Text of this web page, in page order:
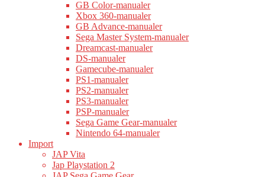
GB Color-manualer
Xbox 360-manualer
GB Advance-manualer
Sega Master System-manualer
Dreamcast-manualer
DS-manualer
Gamecube-manualer
PS1-manualer
PS2-manualer
PS3-manualer
PSP-manualer
Sega Game Gear-manualer
Nintendo 64-manualer
Import
JAP Vita
Jap Playstation 2